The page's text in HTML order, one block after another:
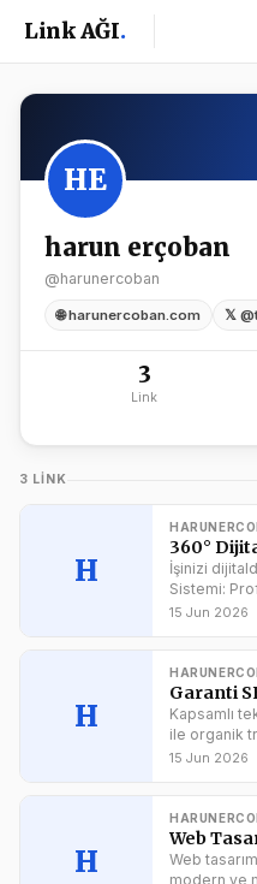
Link AĞI.
HE
harun erçoban
@harunercoban
🌐 harunercoban.com 𝕏
3
Link
3 LINK
H
360°
İşinizi
Sistemi:
sosyal
15 Jun 2026
H
Garanti
Kapsamlı
ile organik
Ücretsiz
15 Jun 2026
H
Web
Web
modern ve